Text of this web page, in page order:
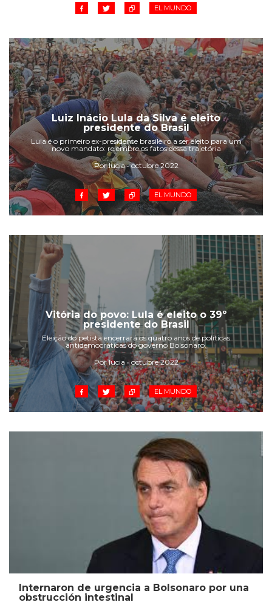
EL MUNDO
Luiz Inácio Lula da Silva é eleito
presidente do Brasil
Lula é o primeiro ex-presidente brasileiro a ser eleito para um
novo mandato: relembre os fatos dessa trajetória
Por lucia • octubre 2022
EL MUNDO
Vitória do povo: Lula é eleito o 39º
presidente do Brasil
Eleição do petista encerrará os quatro anos de políticas
antidemocráticas do governo Bolsonaro.
Por lucia • octubre 2022
EL MUNDO
Internaron de urgencia a Bolsonaro por una
obstrucción intestinal